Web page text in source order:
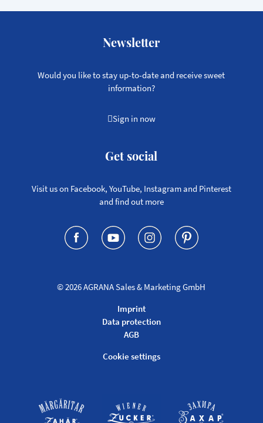
Newsletter
Would you like to stay up-to-date and receive sweet
information?
Sign in now
Get social
Visit us on Facebook, YouTube, Instagram and Pinterest
and find out more
© 2026AGRANA Sales & Marketing GmbH
Imprint
Data protection
AGB
Cookie settings